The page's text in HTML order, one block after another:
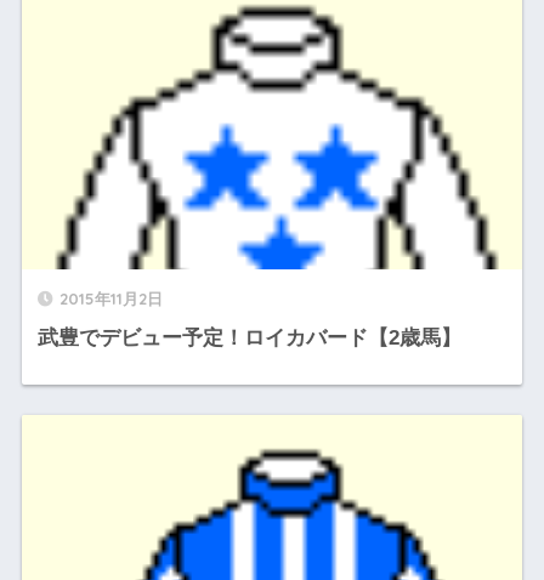
2015年11月2日
武豊でデビュー予定！ロイカバード【2歳馬】